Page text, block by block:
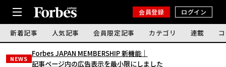
会員登録 ログイン
新着記事 人気記事 会員限定記事 カテゴリ 連載
NEWS
Forbes JAPAN MEMBERSHIP 新機能｜
記事ページ内の広告表示を最小限にしました